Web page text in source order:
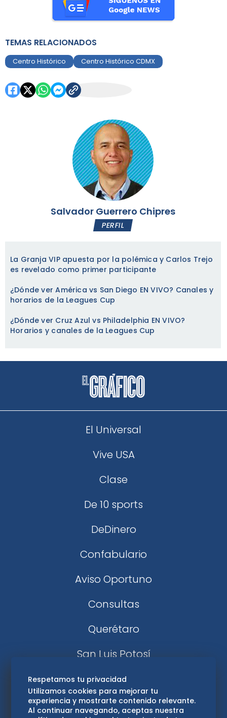
Salvador Guerrero Chipres
PERFIL
La Granja VIP apuesta por la polémica y Carlos Trejo
es revelado como primer participante
¿Dónde ver América vs San Diego EN VIVO? Canales y
horarios de la Leagues Cup
¿Dónde ver Cruz Azul vs Philadelphia EN VIVO?
Horarios y canales de la Leagues Cup
TEMAS RELACIONADOS
Centro Histórico Centro Histórico CDMX
El Universal
Vive USA
Clase
De 10 sports
DeDinero
Confabulario
Aviso Oportuno
Consultas
Querétaro
San Luis Potosí
Edomex
Consultas
Respetamos tu privacidad
Utilizamos cookies para mejorar tu
experiencia y mostrarte contenido relevante.
Al continuar navegando, aceptas nuestra